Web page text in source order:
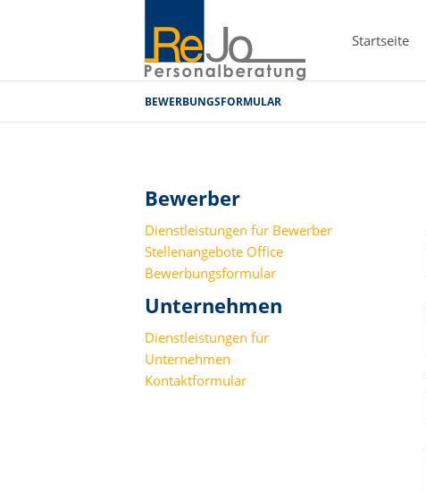
Startseite
BEWERBUNGSFORMULAR
Bewerber
Dienstleistungen für Bewerber
Stellenangebote Office
Bewerbungsformular
Unternehmen
Dienstleistungen für
Unternehmen
Kontaktformular